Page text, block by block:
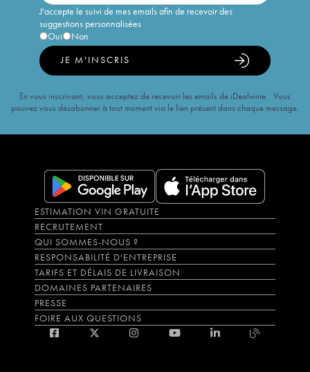
J'accepte le suivi de mes emails afin de recevoir des
suggestions personnalisées
Oui
Non
JE M'INSCRIS
En vous inscrivant, vous acceptez de recevoir les emails de iDealwine. Vous
pouvez vous désabonner à tout moment via le lien présent dans chaque message.
ESTIMATION VIN GRATUITE
RECRUTEMENT
QUI SOMMES-NOUS ?
RESPONSABILITÉ D'ENTREPRISE
TARIFS ET DÉLAIS DE LIVRAISON
DOMAINES PARTENAIRES
PRESSE
FOIRE AUX QUESTIONS